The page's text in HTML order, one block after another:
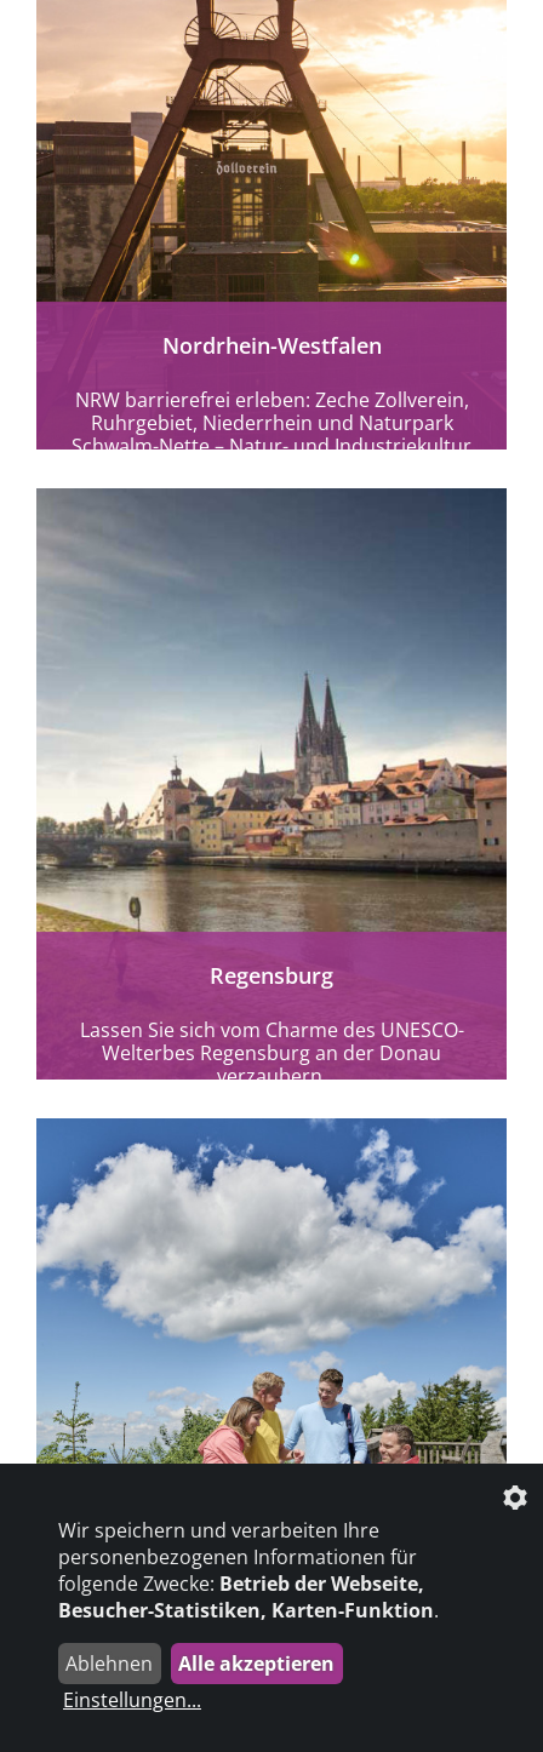
mehr erfahren
Nordrhein-Westfalen
NRW barrierefrei erleben: Zeche Zollverein,
Ruhrgebiet, Niederrhein und Naturpark
Schwalm-Nette – Natur- und Industriekultur
mehr erfahren
Regensburg
Lassen Sie sich vom Charme des UNESCO-
Welterbes Regensburg an der Donau
verzaubern.
Baden-Württemberg
Die verschiedenen Landschaften im Süden
eröffnen viele Möglichkeiten für schöne
Urlaubstage. Ganz gleich, ob man lieber in den
Wir speichern und verarbeiten Ihre
personenbezogenen Informationen für
folgende Zwecke: Betrieb der Webseite,
Besucher-Statistiken, Karten-Funktion.
Ablehnen
Alle akzeptieren
Einstellungen...